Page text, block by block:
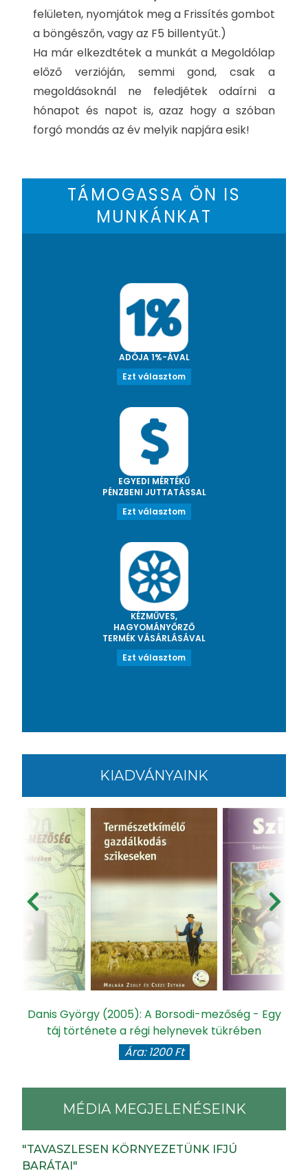
felületen, nyomjátok meg a Frissítés gombot
a böngészőn, vagy az F5 billentyűt.)
Ha már elkezdtétek a munkát a Megoldólap
előző verzióján, semmi gond, csak a
megoldásoknál ne feledjétek odaírni a
hónapot és napot is, azaz hogy a szóban
forgó mondás az év melyik napjára esik!
TÁMOGASSA ÖN IS
MUNKÁNKAT
ADÓJA 1%-ÁVAL
Ezt választom
EGYEDI MÉRTÉKŰ
PÉNZBENI JUTTATÁSSAL
Ezt választom
KÉZMŰVES,
HAGYOMÁNYŐRZŐ
TERMÉK VÁSÁRLÁSÁVAL
Ezt választom
KIADVÁNYAINK
Danis György (2005): A Borsodi-mezőség - Egy
táj története a régi helynevek tükrében
Ára: 1200 Ft
MÉDIA MEGJELENÉSEINK
"TAVASZLESEN KÖRNYEZETÜNK IFJÚ
BARÁTAI"